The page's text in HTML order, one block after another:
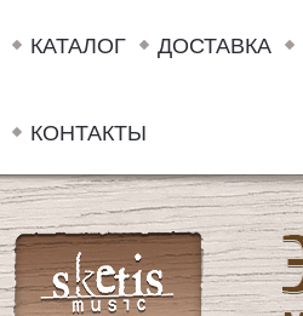
КАТАЛОГ ДОСТАВКА
КОНТАКТЫ